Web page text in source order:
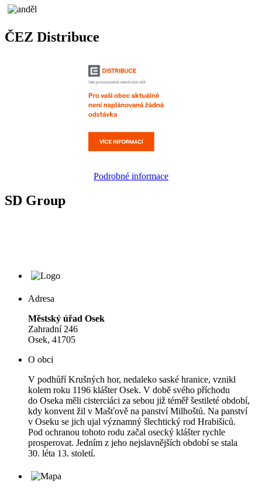
ČEZ Distribuce
Podrobné informace
SD Group
Adresa
Městský úřad Osek
Zahradní 246
Osek, 41705
O obci
V podhůří Krušných hor, nedaleko saské hranice, vznikl
kolem roku 1196 klášter Osek. V době svého příchodu
do Oseka měli cisterciáci za sebou již téměř šestileté období,
kdy konvent žil v Mašťově na panství Milhoštů. Na panství
v Oseku se jich ujal významný šlechtický rod Hrabišiců.
Pod ochranou tohoto rodu začal osecký klášter rychle
prosperovat. Jedním z jeho nejslavnějších období se stala
30. léta 13. století.